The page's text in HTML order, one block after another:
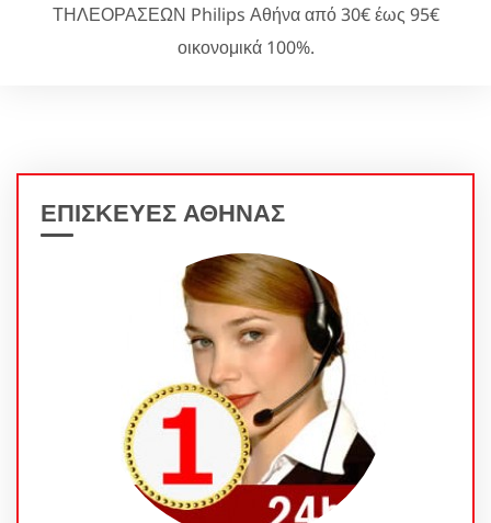
ΤΗΛΕΟΡΑΣΕΩΝ Philips Αθήνα από 30€ έως 95€
οικονομικά 100%.
ΕΠΙΣΚΕΥΕΣ ΑΘΗΝΑΣ